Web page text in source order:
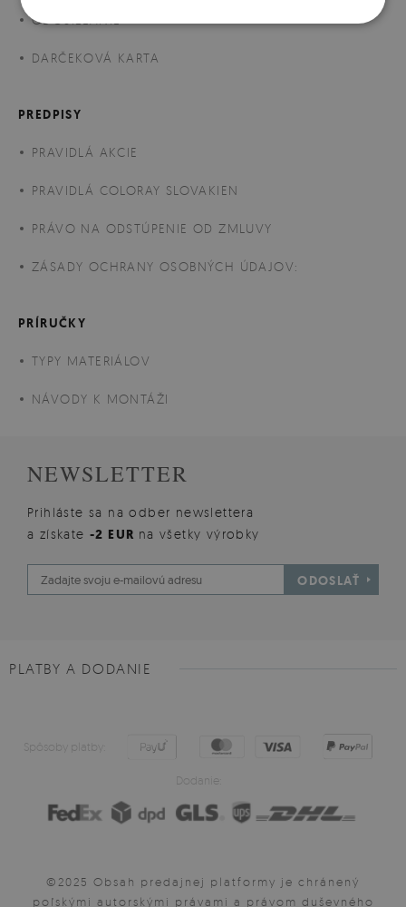
ODOSIELANIE
DARČEKOVÁ KARTA
PREDPISY
PRAVIDLÁ AKCIE
PRAVIDLÁ COLORAY SLOVAKIEN
PRÁVO NA ODSTÚPENIE OD ZMLUVY
ZÁSADY OCHRANY OSOBNÝCH ÚDAJOV:
PRÍRUČKY
TYPY MATERIÁLOV
NÁVODY K MONTÁŽI
NEWSLETTER
Prihláste sa na odber newslettera
a získate -2 EUR na všetky výrobky
ODOSLAŤ
PLATBY A DODANIE
Spôsoby platby:
Dodanie:
©2025 Obsah predajnej platformy je chránený
poľskými autorskými právami a právom duševného